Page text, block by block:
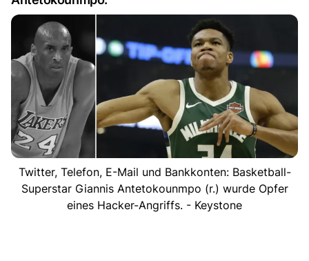
Twitter, Telefon, E-Mail und Bankkonten: Basketball-
Superstar Giannis Antetokounmpo (r.) wurde Opfer
eines Hacker-Angriffs. - Keystone